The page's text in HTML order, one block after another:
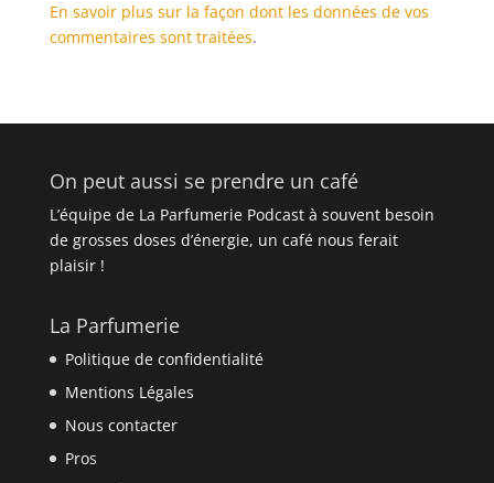
En savoir plus sur la façon dont les données de vos
commentaires sont traitées.
On peut aussi se prendre un café
L’équipe de La Parfumerie Podcast à souvent besoin
de grosses doses d’énergie, un café nous ferait
plaisir !
La Parfumerie
Politique de confidentialité
Mentions Légales
Nous contacter
Pros